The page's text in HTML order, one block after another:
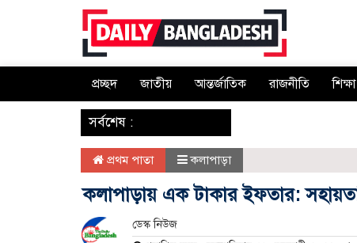
প্রচ্ছদ জাতীয় আন্তর্জাতিক রাজনীতি শিক্ষা
‌ সর্বশেষ :
প্রথম পাতা কলাপাড়া
কলাপাড়ায় এক টাকার ইফতার:
ডেস্ক নিউজ